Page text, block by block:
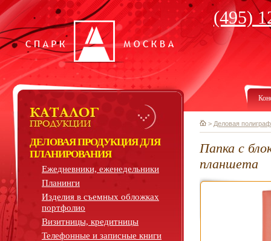
(495)
ДЕЛОВАЯ ПРОДУКЦИЯ ДЛЯ
ПЛАНИРОВАНИЯ
Ежедневники, еженедельники
Планинги
Изделия в съемных обложках
портфолио
Визитницы, кредитницы
Телефонные и записные книги
> Деловая
Папка c
планшета